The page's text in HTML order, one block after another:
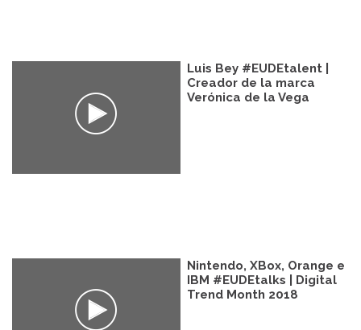
Luis Bey #EUDEtalent |
Creador de la marca
Verónica de la Vega
Nintendo, XBox, Orange e
IBM #EUDEtalks | Digital
Trend Month 2018